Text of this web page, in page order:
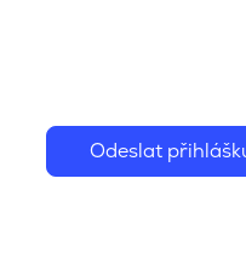
Odeslat